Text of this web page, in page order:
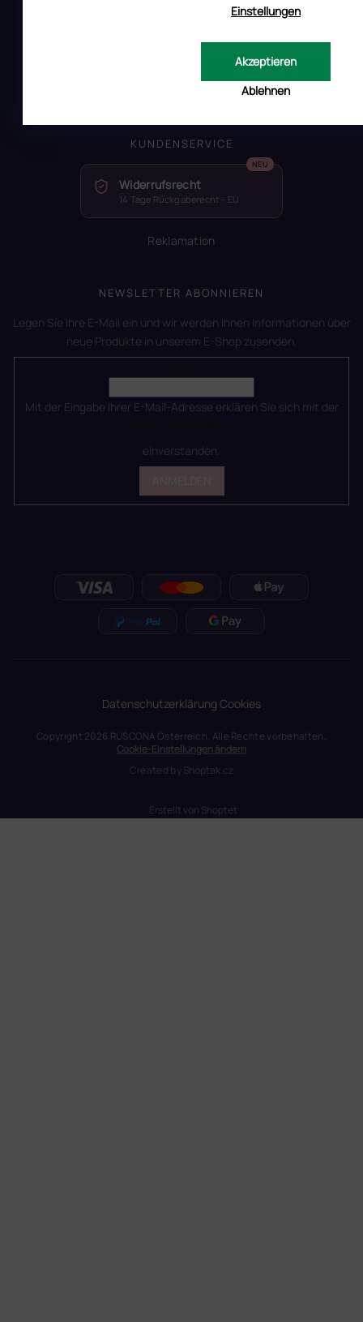
Einstellungen
Ablehnen
Akzeptieren
RUSCONA Shine Nagelnetzwerk
KUNDENSERVICE
Widerrufsrecht
14 Tage Rückgaberecht – EU
Reklamation
NEWSLETTER ABONNIEREN
Legen Sie Ihre E-Mail ein und wir werden Ihnen Informationen über
neue Produkte in unserem E-Shop zusenden.
Mit der Eingabe Ihrer E-Mail-Adresse erklären Sie sich mit der
einverstanden.
DatenschutzerklärungCookies
Erstellt von Shoptet
Copyright 2026 RUSCONA Österreich. Alle Rechte vorbehalten.
Cookie-Einstellungen ändern
Created byShoptak.cz